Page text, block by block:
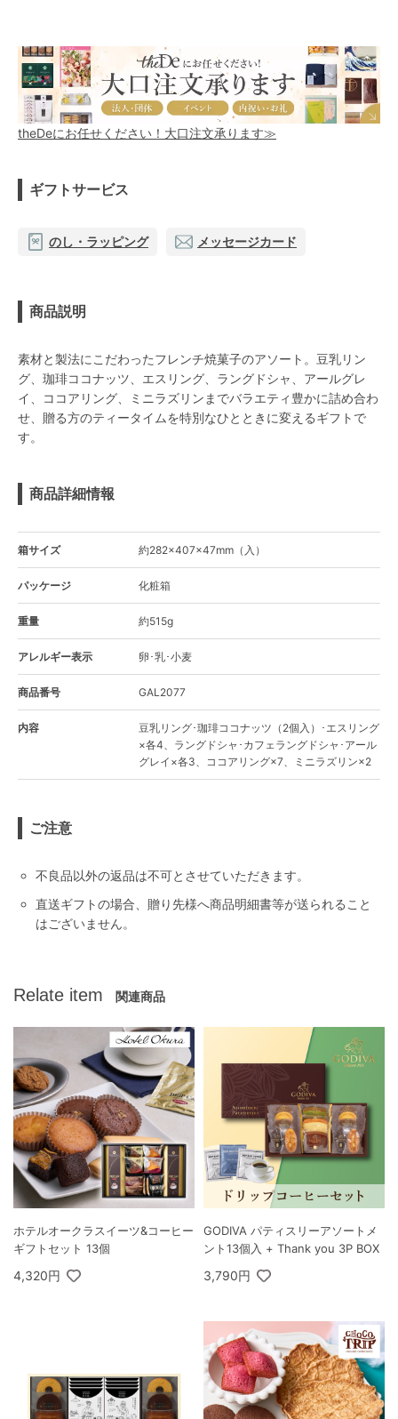
theDeにお任せください！大口注文承ります≫
ギフトサービス
のし・ラッピング メッセージカード
商品説明
素材と製法にこだわったフレンチ焼菓子のアソート。豆乳リン
グ、珈琲ココナッツ、エスリング、ラングドシャ、アールグレ
イ、ココアリング、ミニラズリンまでバラエティ豊かに詰め合わ
せ、贈る方のティータイムを特別なひとときに変えるギフトで
す。
商品詳細情報
箱サイズ 約282×407×47mm（入）
パッケージ 化粧箱
重量 約515g
アレルギー表示 卵･乳･小麦
商品番号 GAL2077
内容
豆乳リング･珈琲ココナッツ（2個入）･エスリング
×各4、ラングドシャ･カフェラングドシャ･アール
グレイ×各3、ココアリング×7、ミニラズリン×2
ご注意
不良品以外の返品は不可とさせていただきます。
直送ギフトの場合、贈り先様へ商品明細書等が送られること
はございません。
Relate item 関連商品
ホテルオークラスイーツ&コーヒー
ギフトセット 13個
4,320円
GODIVA パティスリーアソートメ
ント13個入 + Thank you 3P BOX
3,790円